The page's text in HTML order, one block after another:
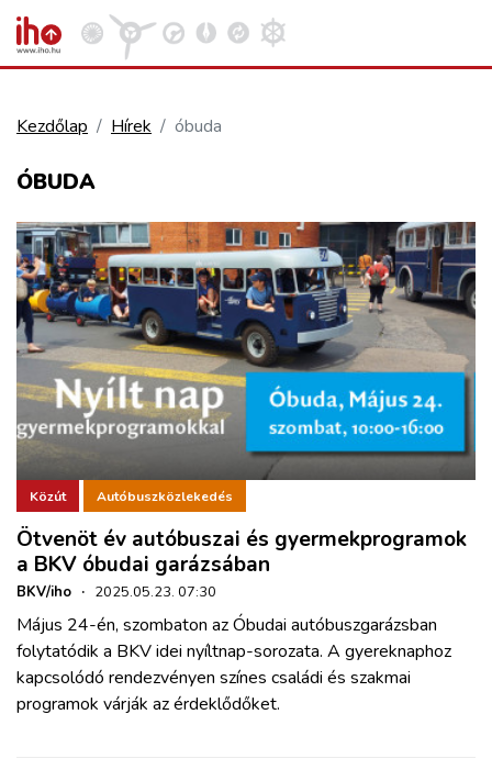
VASÚT
KÖZÚT
REPÜLÉS
KÖZLEKEDÉSFEJLESZTÉS
ELLÁTÁSI LÁNC
ZÖLDÚT
HAJÓZÁS
BLOG
ARCHÍVUM
Kezdőlap Hírek óbuda
ÓBUDA
Közút Autóbuszközlekedés
Ötvenöt év autóbuszai és gyermekprogramok
a BKV óbudai garázsában
BKV/iho · 2025.05.23. 07:30
Május 24-én, szombaton az Óbudai autóbuszgarázsban
folytatódik a BKV idei nyíltnap-sorozata. A gyereknaphoz
kapcsolódó rendezvényen színes családi és szakmai
programok várják az érdeklődőket.